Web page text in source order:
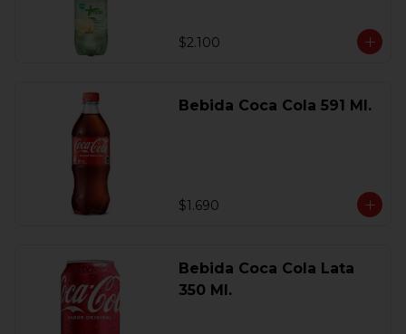
$2.100
Bebida Coca Cola 591 Ml.
$1.690
Bebida Coca Cola Lata
350 Ml.